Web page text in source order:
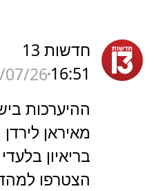
חדשות 13
16:51
07/26
ההיערכות
מאיראן
בריאיון
הצטרפו